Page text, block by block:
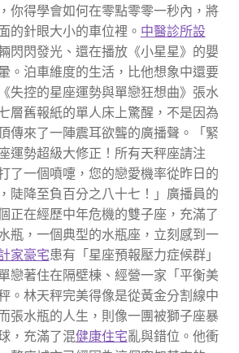
你得學會如何在零點零零一秒內，將
的針眼大小的車位裡。 中醫診所設
閃閃發光、還在播放《小星星》的嬰
。泊車維度的生活，比他想象中還要
失控的星座運勢與單戀狂想曲》張水
層舊報紙的單人床上驚醒，不是因為
傳來了一陣震耳欲聾的廣播聲。「緊
運勢超級大修正！所有天秤座請注
了一個噴嚏，您的戀愛機率從昨日的
陡降至負百分之八十七！」廣播員的
正在經歷中年危機的雙子座，充滿了
瓶，一個典型的水瓶座，立刻感到一
家豪宅患有「星座預報壓力症候群」
戀著住在隔壁棟、經營一家「平衡美
。林天秤完美得像是從黃金分割線中
張水瓶的人生，則像一團被獅子座暴
，充滿了混健康住宅亂與錯位。他衝